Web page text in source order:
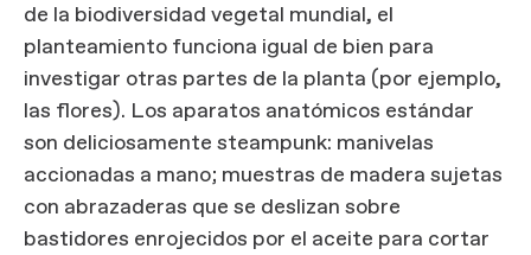
de la biodiversidad vegetal mundial, el
planteamiento funciona igual de bien para
investigar otras partes de la planta (por ejemplo,
las flores). Los aparatos anatómicos estándar
son deliciosamente steampunk: manivelas
accionadas a mano; muestras de madera sujetas
con abrazaderas que se deslizan sobre
bastidores enrojecidos por el aceite para cortar